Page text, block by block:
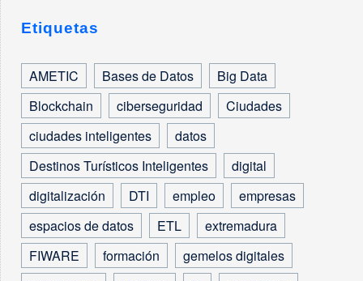
Etiquetas
AMETIC Bases de Datos
Big Data
Blockchain
ciberseguridad
Ciudades
ciudades inteligentes
datos
Destinos Turísticos Inteligentes
digital
digitalización
DTI empleo
empresas
espacios de datos
ETL
extremadura
FIWARE
formación
gemelos digitales